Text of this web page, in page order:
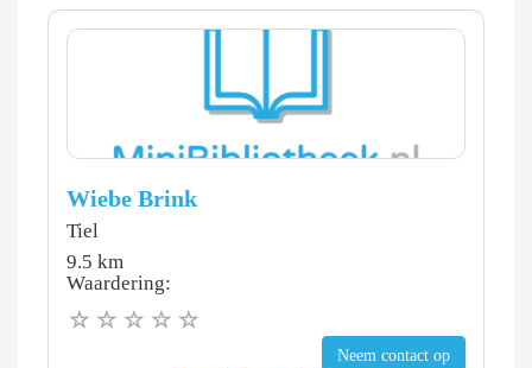
Wiebe Brink
Tiel
9.5 km
Waardering:
Neem contact op